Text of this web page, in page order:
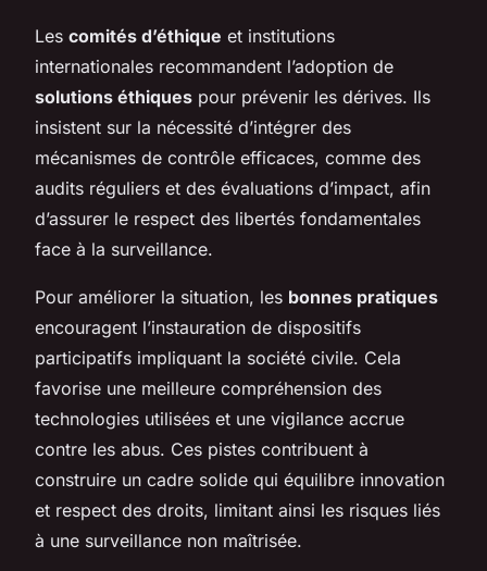
Les comités d’éthique et institutions
internationales recommandent l’adoption de
solutions éthiques pour prévenir les dérives. Ils
insistent sur la nécessité d’intégrer des
mécanismes de contrôle efficaces, comme des
audits réguliers et des évaluations d’impact, afin
d’assurer le respect des libertés fondamentales
face à la surveillance.
Pour améliorer la situation, les bonnes pratiques
encouragent l’instauration de dispositifs
participatifs impliquant la société civile. Cela
favorise une meilleure compréhension des
technologies utilisées et une vigilance accrue
contre les abus. Ces pistes contribuent à
construire un cadre solide qui équilibre innovation
et respect des droits, limitant ainsi les risques liés
à une surveillance non maîtrisée.